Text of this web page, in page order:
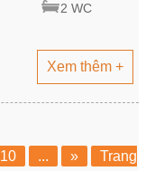
2 WC
Xem thêm +
10 ... »
Trang